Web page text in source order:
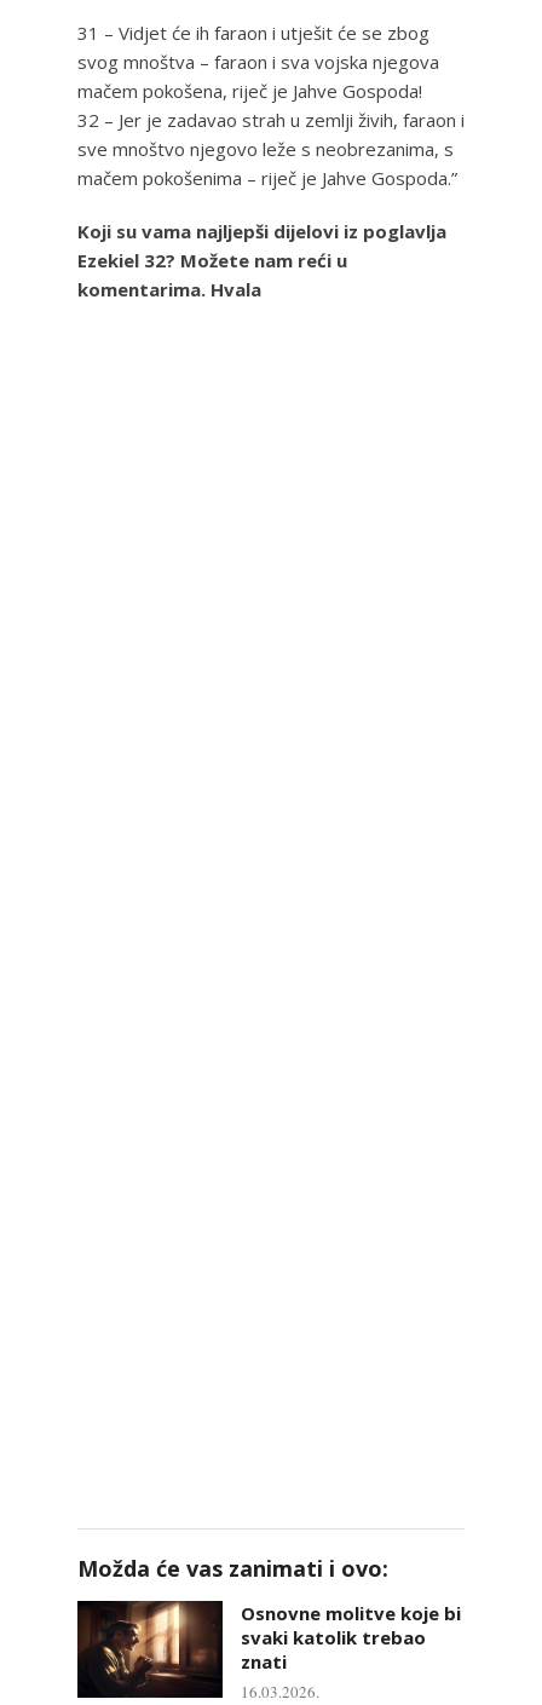
31 – Vidjet će ih faraon i utješit će se zbog
svog mnoštva – faraon i sva vojska njegova
mačem pokošena, riječ je Jahve Gospoda!
32 – Jer je zadavao strah u zemlji živih, faraon i
sve mnoštvo njegovo leže s neobrezanima, s
mačem pokošenima – riječ je Jahve Gospoda.”
Koji su vama najljepši dijelovi iz poglavlja
Ezekiel 32? Možete nam reći u
komentarima. Hvala
Možda će vas zanimati i ovo:
Osnovne molitve koje bi
svaki katolik trebao
znati
16.03.2026.